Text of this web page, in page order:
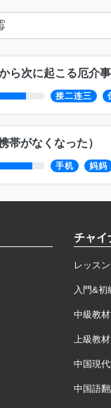
ら次に起こる厄介事
接二连三
帯がなくなった）
手机 妈妈
チャイ
レッス
入門&初
中級教材
上級教材
中国現
中国語